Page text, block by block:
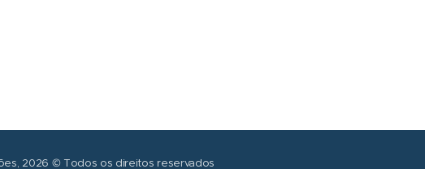
2026 © Todos os direitos reservados